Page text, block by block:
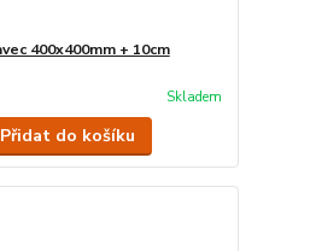
400x400mm + 10cm
Skladem
Přidat do košíku